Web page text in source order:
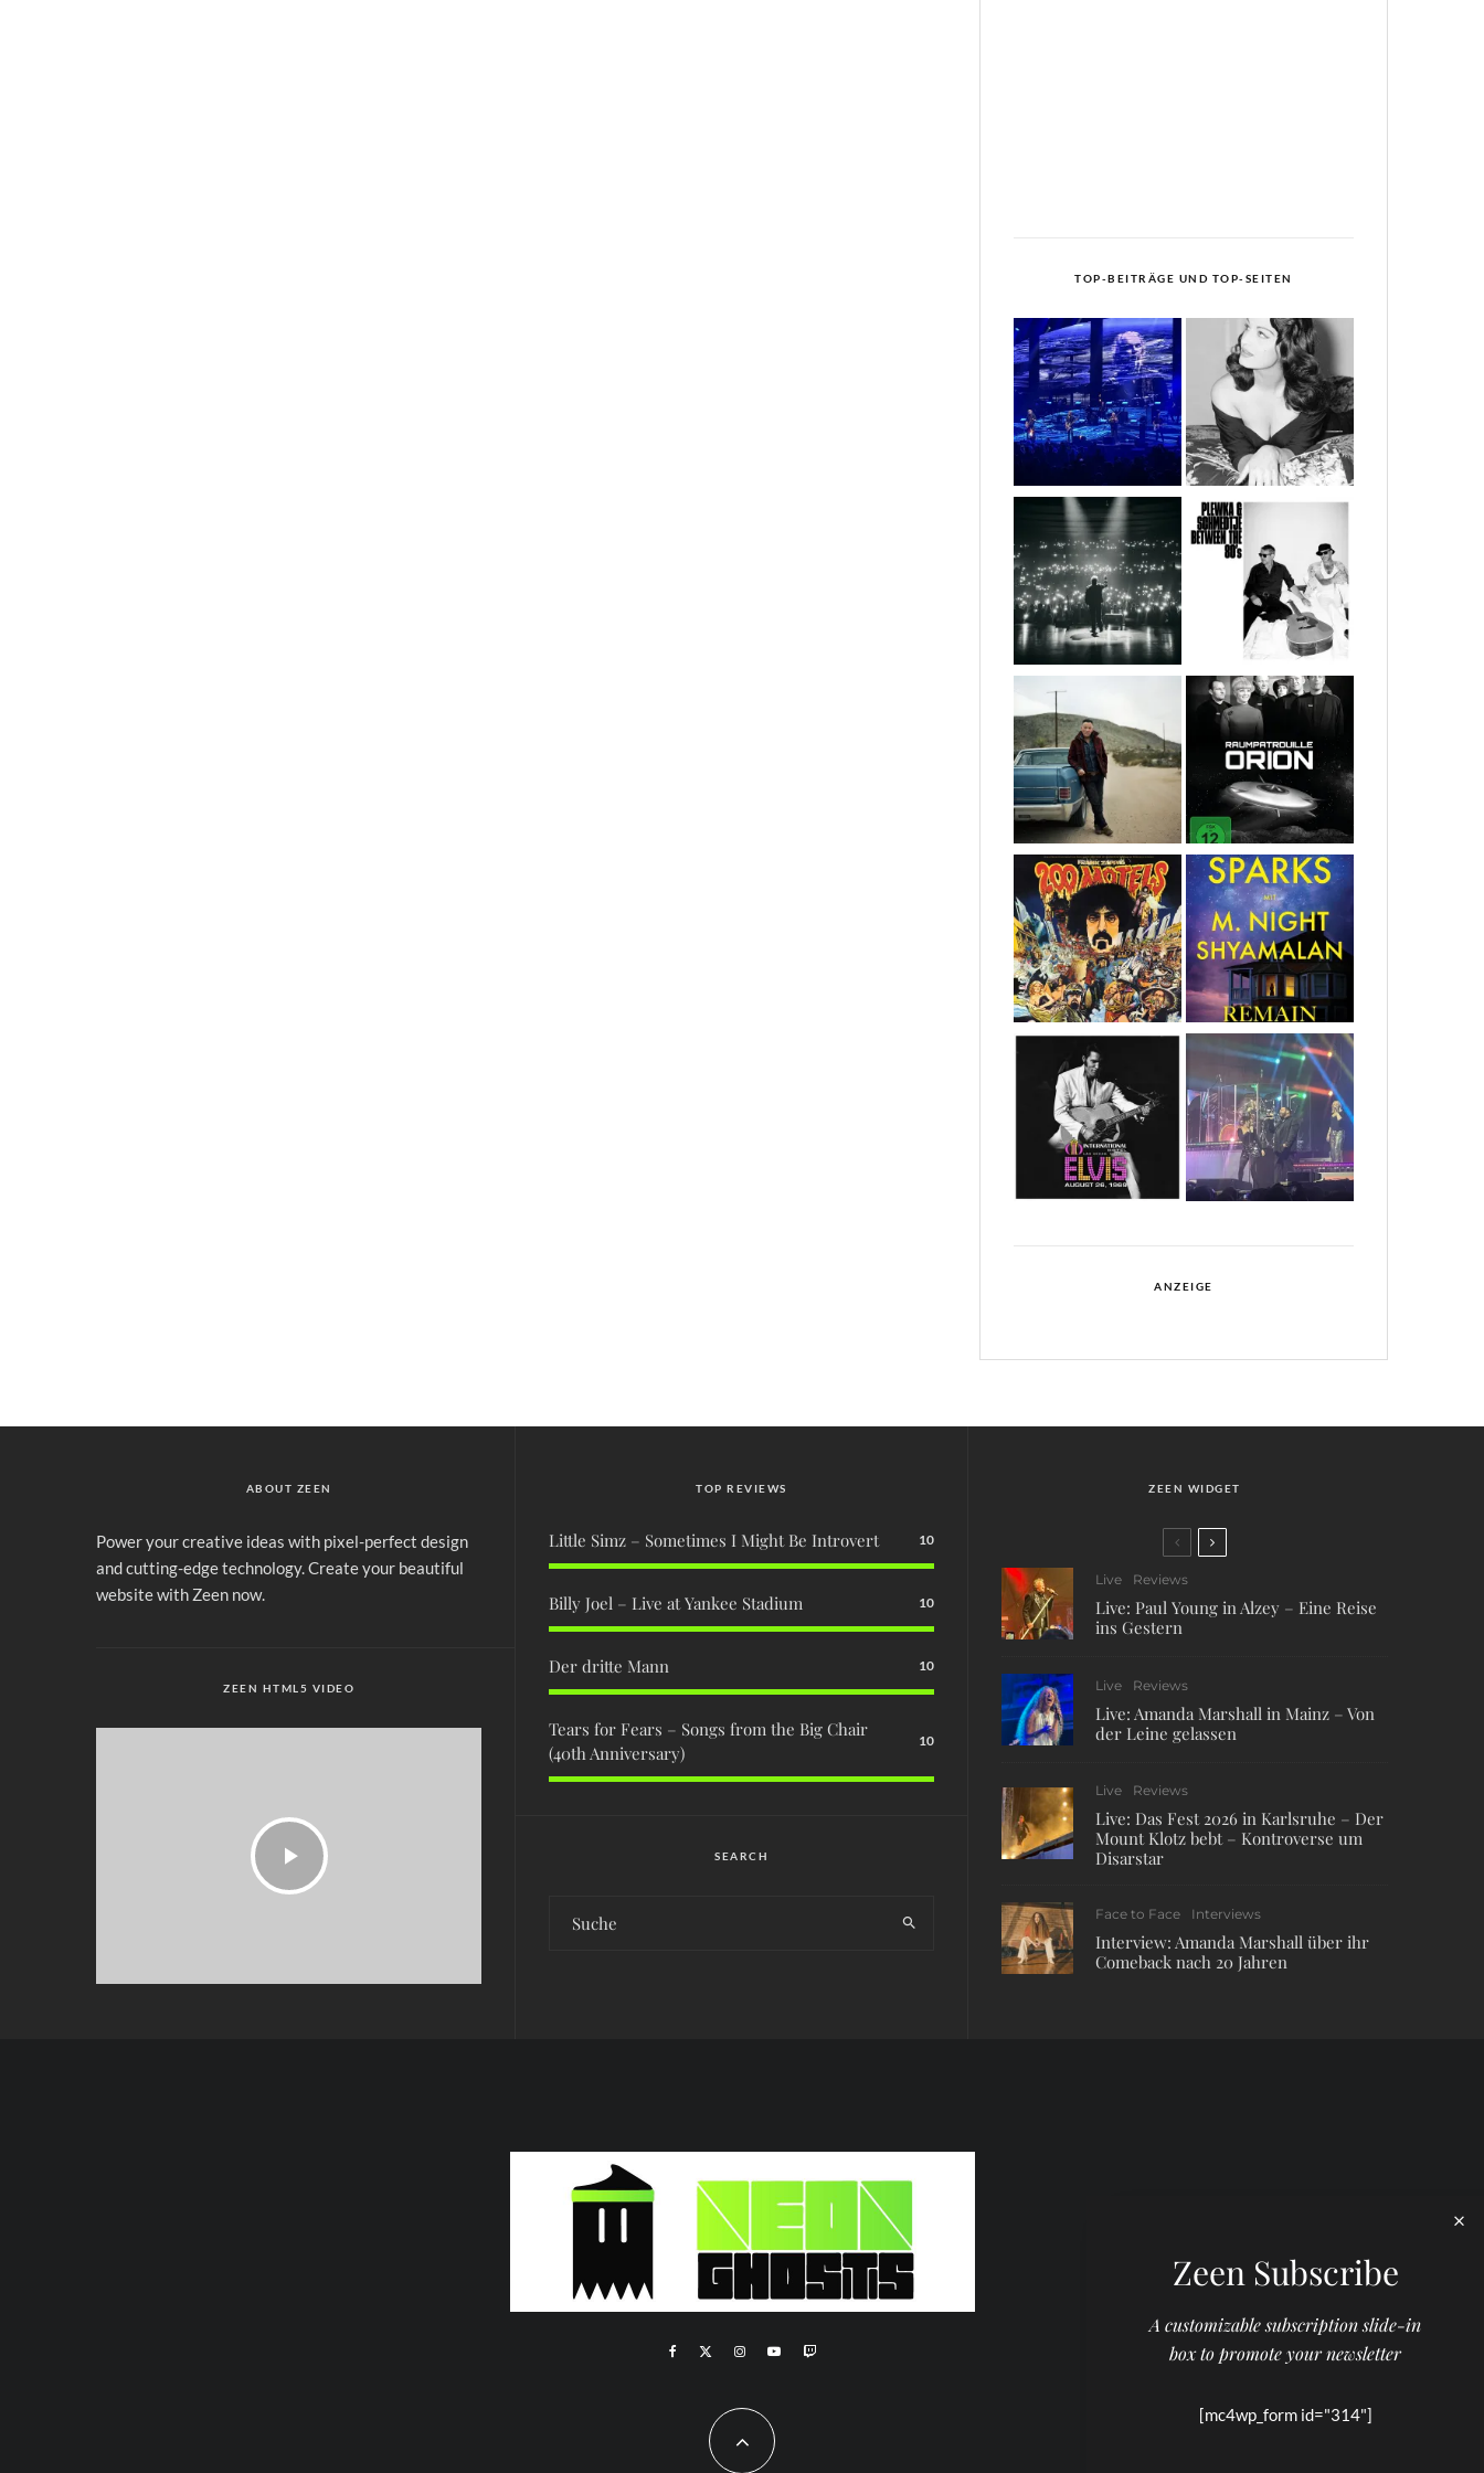
TOP-BEITRÄGE UND TOP-SEITEN
ANZEIGE
ABOUT ZEEN
Power your creative ideas with pixel-perfect design
and cutting-edge technology. Create your beautiful
website with Zeen now.
ZEEN HTML5 VIDEO
TOP REVIEWS
Little Simz – Sometimes I Might Be Introvert 10
Billy Joel – Live at Yankee Stadium 10
Der dritte Mann 10
Tears for Fears – Songs from the Big Chair
(40th Anniversary)
10
SEARCH
ZEEN WIDGET
Live Reviews
Live: Paul Young in Alzey – Eine Reise
ins Gestern
Live Reviews
Live: Amanda Marshall in Mainz – Von
der Leine gelassen
Live Reviews
Live: Das Fest 2026 in Karlsruhe – Der
Mount Klotz bebt – Kontroverse um
Disarstar
Face to Face Interviews
Interview: Amanda Marshall über ihr
Comeback nach 20 Jahren
Zeen Subscribe
A customizable subscription slide-in
box to promote your newsletter
[mc4wp_form id="314"]